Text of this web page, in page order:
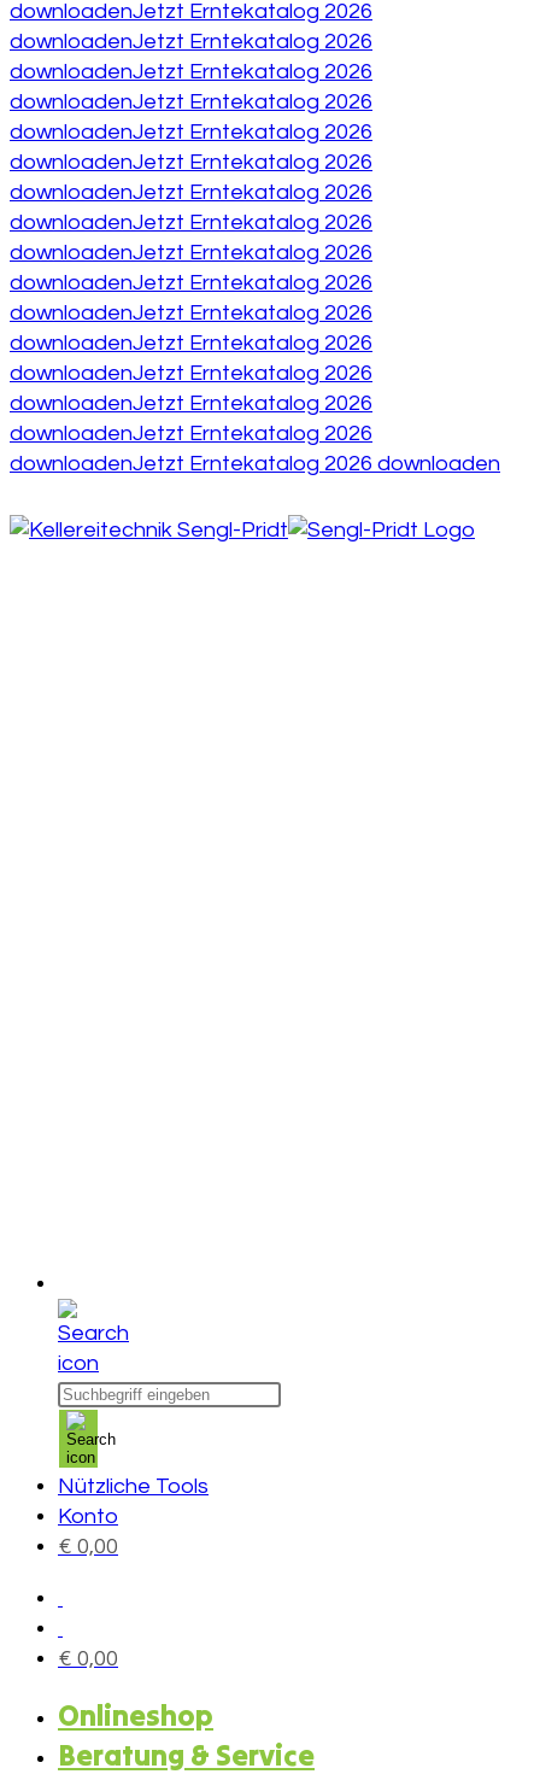
downloadenJetzt Erntekatalog 2026
downloadenJetzt Erntekatalog 2026
downloadenJetzt Erntekatalog 2026
downloadenJetzt Erntekatalog 2026
downloadenJetzt Erntekatalog 2026
downloadenJetzt Erntekatalog 2026
downloadenJetzt Erntekatalog 2026
downloadenJetzt Erntekatalog 2026
downloadenJetzt Erntekatalog 2026
downloadenJetzt Erntekatalog 2026
downloadenJetzt Erntekatalog 2026
downloadenJetzt Erntekatalog 2026
downloadenJetzt Erntekatalog 2026
downloadenJetzt Erntekatalog 2026
downloadenJetzt Erntekatalog 2026
downloadenJetzt Erntekatalog 2026 downloaden
Products
search
Nützliche Tools
Konto
€ 0,00
€ 0,00
Onlineshop
Beratung & Service